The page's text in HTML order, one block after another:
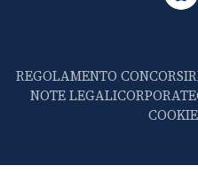
REGOLAMENTO CONCORSI
NOTE LEGALICORPORATE